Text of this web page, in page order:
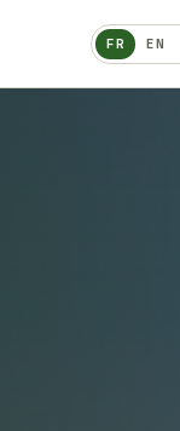
Français
FR EN